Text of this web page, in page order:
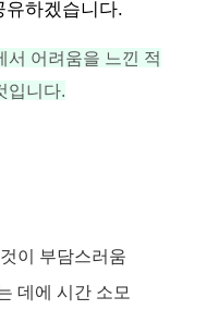
하겠습니다.
서 어려움을 느낀 적
입니다.
이 부담스러움
데에 시간 소모